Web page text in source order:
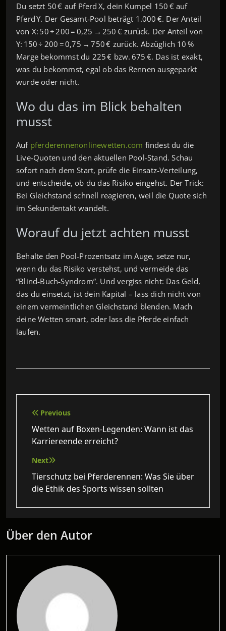
Du setzt 50 € auf Pferd X, dein Kumpel 150 € auf
Pferd Y. Der Gesamt‑Pool beträgt 1.000 €. Der Anteil
von X: 50 ÷ 200 = 0,25 → 250 € zurück. Der Anteil von
Y: 150 ÷ 200 = 0,75 → 750 € zurück. Abzüglich 10 %
Marge bekommst du 225 € bzw. 675 €. Das ist exakt,
was du bekommst, egal ob das Rennen ausgeparkt
wurde oder nicht.
Wo du das im Blick behalten
musst
Auf pferderennenonlinewetten.com findest du die
Live‑Quoten und den aktuellen Pool‑Stand. Schau
sofort nach dem Start, prüfe die Einsatz‑Verteilung,
und entscheide, ob du das Risiko eingehst. Der Trick:
Bei Gleichstand schnell reagieren, weil die Quote sich
im Sekundentakt wandelt.
Worauf du jetzt achten musst
Behalte den Pool‑Prozentsatz im Auge, setze nur,
wenn du das Risiko verstehst, und vermeide das
“Blind‑Buch‑Syndrom”. Und vergiss nicht: Das Geld,
das du einsetzt, ist dein Kapital – lass dich nicht von
einem vermeintlichen Gleichstand blenden. Mach
deine Wetten smart, oder lass die Pferde einfach
laufen.
Beitragsnavigation
Previous
Wetten auf Boxen-Legenden: Wann ist das
Karriereende erreicht?
Next
Tierschutz bei Pferderennen: Was Sie über
die Ethik des Sports wissen sollten
Über den Autor